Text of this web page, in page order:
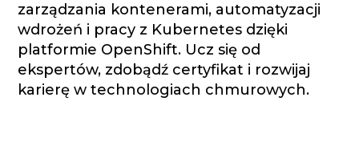
zarządzania kontenerami, automatyzacji
wdrożeń i pracy z Kubernetes dzięki
platformie OpenShift. Ucz się od
ekspertów, zdobądź certyfikat i rozwijaj
karierę w technologiach chmurowych.